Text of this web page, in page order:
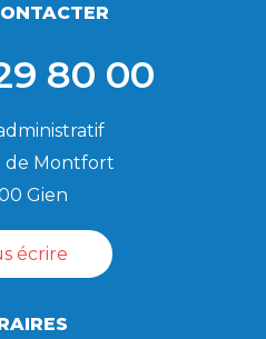
80 00
de Montfort
Gien
écrire